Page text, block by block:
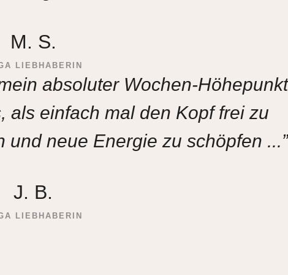
M. S.
LIEBHABERIN
absoluter Wochen-
als einfach mal den Kopf frei zu
neue Energie zu schöpfen ...”
J. B.
LIEBHABERIN